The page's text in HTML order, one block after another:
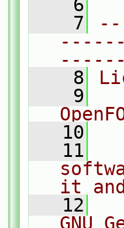
    6
    7
    8
    9
   10
   11
it
   12
GNU